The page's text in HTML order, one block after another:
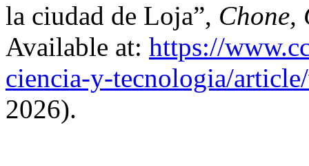
la ciudad de Loja”, Chone,
Available at: https://
ciencia-y-tecnologia/
2026).